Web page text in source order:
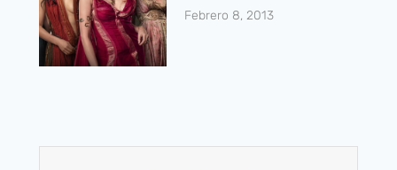
Febrero 8, 2013